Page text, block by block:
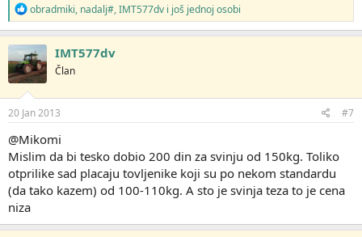
R
e
a
g
o
v
a
n
j
:
obradmiki, nadalj#,IMT577dv i još jednoj osobi
IMT577dv
Član
20 Jan 2013 #7
@Mikomi
Mislim da bi tesko dobio 200 din za svinju od 150kg. Toliko
otprilike sad placaju tovljenike koji su po nekom standardu
(da tako kazem) od 100-110kg. A sto je svinja teza to je cena
niza